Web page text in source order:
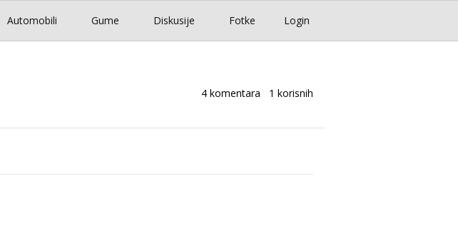
Login
Automobili Gume Diskusije Fotke
4 komentara 1 korisnih